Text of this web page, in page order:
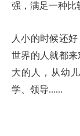
强，满足一种比
人小的时候还
世界的人就都
大的人，从幼
学、领导......